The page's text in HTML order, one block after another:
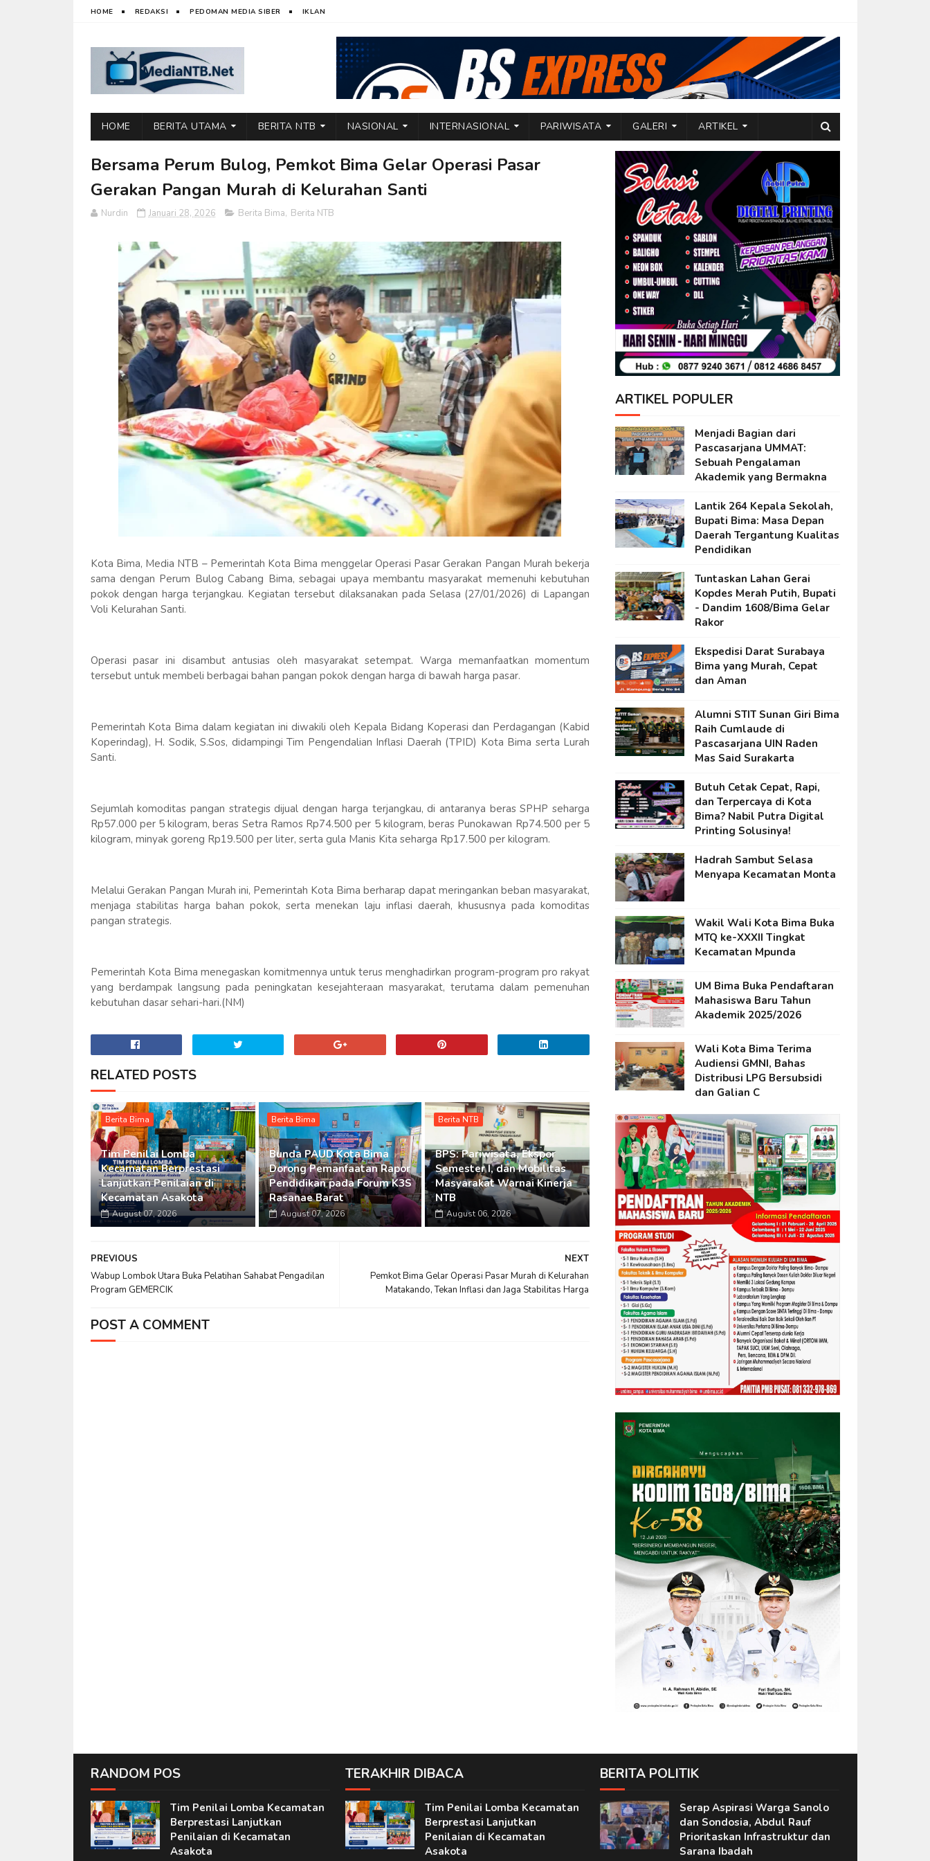
HOME REDAKSI PEDOMAN MEDIA SIBER IKLAN
HOME BERITA UTAMA BERITA NTB NASIONAL INTERNASIONAL PARIWISATA GALERI ARTIKEL
Bersama Perum Bulog, Pemkot Bima Gelar Operasi Pasar
Gerakan Pangan Murah di Kelurahan Santi
Nurdin Januari 28, 2026 Berita Bima, Berita NTB
Kota Bima, Media NTB – Pemerintah Kota Bima menggelar Operasi Pasar Gerakan Pangan Murah bekerja
sama dengan Perum Bulog Cabang Bima, sebagai upaya membantu masyarakat memenuhi kebutuhan
pokok dengan harga terjangkau. Kegiatan tersebut dilaksanakan pada Selasa (27/01/2026) di Lapangan
Voli Kelurahan Santi.
Operasi pasar ini disambut antusias oleh masyarakat setempat. Warga memanfaatkan momentum
tersebut untuk membeli berbagai bahan pangan pokok dengan harga di bawah harga pasar.
Pemerintah Kota Bima dalam kegiatan ini diwakili oleh Kepala Bidang Koperasi dan Perdagangan (Kabid
Koperindag), H. Sodik, S.Sos, didampingi Tim Pengendalian Inflasi Daerah (TPID) Kota Bima serta Lurah
Santi.
Sejumlah komoditas pangan strategis dijual dengan harga terjangkau, di antaranya beras SPHP seharga
Rp57.000 per 5 kilogram, beras Setra Ramos Rp74.500 per 5 kilogram, beras Punokawan Rp74.500 per 5
kilogram, minyak goreng Rp19.500 per liter, serta gula Manis Kita seharga Rp17.500 per kilogram.
Melalui Gerakan Pangan Murah ini, Pemerintah Kota Bima berharap dapat meringankan beban masyarakat,
menjaga stabilitas harga bahan pokok, serta menekan laju inflasi daerah, khususnya pada komoditas
pangan strategis.
Pemerintah Kota Bima menegaskan komitmennya untuk terus menghadirkan program-program pro rakyat
yang berdampak langsung pada peningkatan kesejahteraan masyarakat, terutama dalam pemenuhan
kebutuhan dasar sehari-hari.(NM)
RELATED POSTS
Berita Bima
Tim Penilai Lomba
Kecamatan Berprestasi
Lanjutkan Penilaian di
Kecamatan Asakota
August 07, 2026
Berita Bima
Bunda PAUD Kota Bima
Dorong Pemanfaatan Rapor
Pendidikan pada Forum K3S
Rasanae Barat
August 07, 2026
Berita NTB
BPS: Pariwisata, Ekspor
Semester I, dan Mobilitas
Masyarakat Warnai Kinerja
NTB
August 06, 2026
NEXT
Pemkot Bima Gelar Operasi Pasar Murah di Kelurahan
Matakando, Tekan Inflasi dan Jaga Stabilitas Harga
PREVIOUS
Wabup Lombok Utara Buka Pelatihan Sahabat Pengadilan
Program GEMERCIK
POST A COMMENT
ARTIKEL POPULER
Menjadi Bagian dari
Pascasarjana UMMAT:
Sebuah Pengalaman
Akademik yang Bermakna
Lantik 264 Kepala Sekolah,
Bupati Bima: Masa Depan
Daerah Tergantung Kualitas
Pendidikan
Tuntaskan Lahan Gerai
Kopdes Merah Putih, Bupati
- Dandim 1608/Bima Gelar
Rakor
Ekspedisi Darat Surabaya
Bima yang Murah, Cepat
dan Aman
Alumni STIT Sunan Giri Bima
Raih Cumlaude di
Pascasarjana UIN Raden
Mas Said Surakarta
Butuh Cetak Cepat, Rapi,
dan Terpercaya di Kota
Bima? Nabil Putra Digital
Printing Solusinya!
Hadrah Sambut Selasa
Menyapa Kecamatan Monta
Wakil Wali Kota Bima Buka
MTQ ke-XXXII Tingkat
Kecamatan Mpunda
UM Bima Buka Pendaftaran
Mahasiswa Baru Tahun
Akademik 2025/2026
Wali Kota Bima Terima
Audiensi GMNI, Bahas
Distribusi LPG Bersubsidi
dan Galian C
RANDOM POS
Tim Penilai Lomba Kecamatan
Berprestasi Lanjutkan
Penilaian di Kecamatan
Asakota
TERAKHIR DIBACA
Tim Penilai Lomba Kecamatan
Berprestasi Lanjutkan
Penilaian di Kecamatan
Asakota
BERITA POLITIK
Serap Aspirasi Warga Sanolo
dan Sondosia, Abdul Rauf
Prioritaskan Infrastruktur dan
Sarana Ibadah